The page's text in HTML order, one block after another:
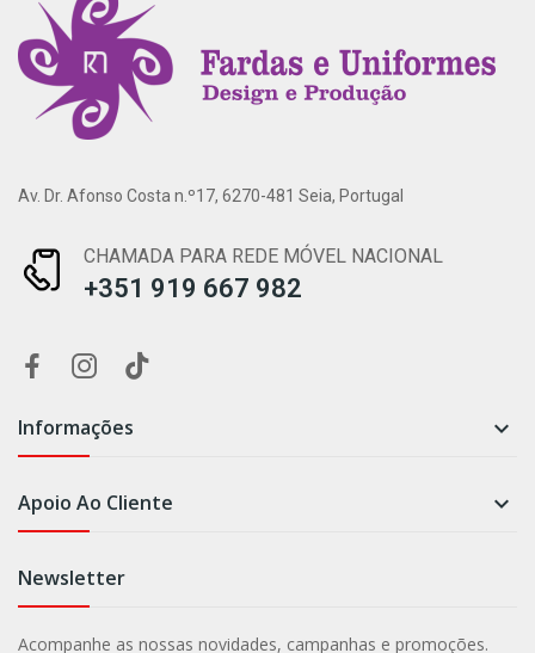
Av. Dr. Afonso Costa n.º17, 6270-481 Seia, Portugal
CHAMADA PARA REDE MÓVEL NACIONAL
+351 919 667 982
Informações 
Apoio Ao Cliente 
Newsletter
Acompanhe as nossas novidades, campanhas e promoções.